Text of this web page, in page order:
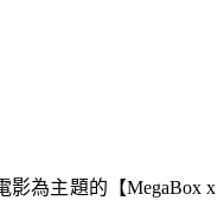
為主題的【MegaBox